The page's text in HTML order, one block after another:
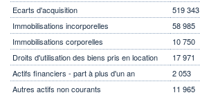
Ecarts d'acquisition
519 343
Immobilisations incorporelles
58 985
Immobilisations corporelles
10 750
Droits d'utilisation des biens pris en location
17 971
Actifs financiers - part à plus d'un an
2 053
Autres actifs non courants
11 965